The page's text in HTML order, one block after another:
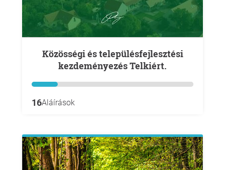
Közösségi és településfejlesztési
kezdeményezés Telkiért.
16Aláírások